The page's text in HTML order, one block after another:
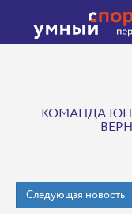
КОМАНДА
Следующая новость